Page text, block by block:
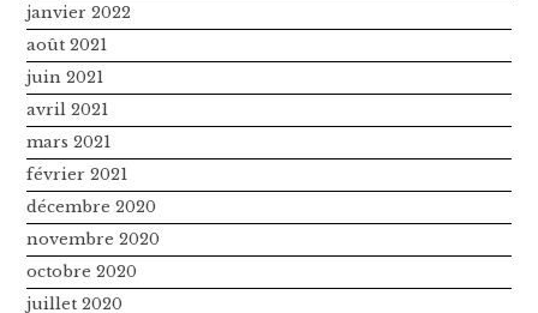
janvier 2022
août 2021
juin 2021
avril 2021
mars 2021
février 2021
décembre 2020
novembre 2020
octobre 2020
juillet 2020